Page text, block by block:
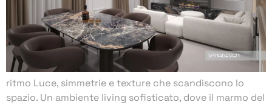
ritmo Luce, simmetrie e texture che scandiscono lo
spazio. Un ambiente living sofisticato, dove il marmo del